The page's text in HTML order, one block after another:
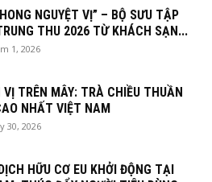
NGUYỆT VỊ” – BỘ SƯU TẬP
THU 2026 TỪ KHÁCH SẠN...
1, 2026
TRÊN MÂY: TRÀ CHIỀU THUẦN
NHẤT VIỆT NAM
30, 2026
HỮU CƠ EU KHỞI ĐỘNG TẠI